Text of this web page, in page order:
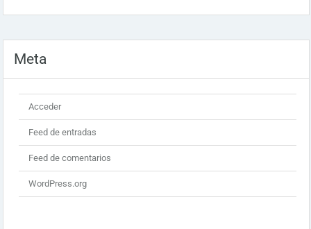
Meta
Acceder
Feed de entradas
Feed de comentarios
WordPress.org